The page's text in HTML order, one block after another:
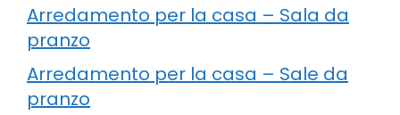
Arredamento per la casa – Sala da
pranzo
Arredamento per la casa – Sale da
pranzo